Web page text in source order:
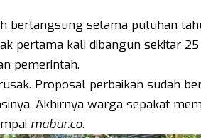
berlangsung selama puluhan
pertama kali dibangun sekitar
pemerintah.
Proposal perbaikan sudah
Akhirnya warga sepakat
mabur.co.